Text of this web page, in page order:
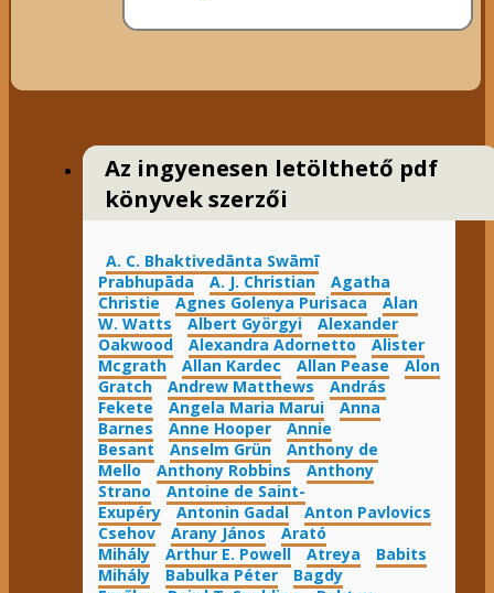
Az ingyenesen letölthető pdf
könyvek szerzői
A. C. Bhaktivedānta Swāmī
Prabhupāda
A. J. Christian
Agatha
Christie
Agnes Golenya Purisaca
Alan
W. Watts
Albert Györgyi
Alexander
Oakwood
Alexandra Adornetto
Alister
Mcgrath
Allan Kardec Allan Pease
Alon
Gratch
Andrew Matthews
András
Fekete
Angela Maria Marui
Anna
Barnes
Anne Hooper
Annie
Besant
Anselm Grün
Anthony de
Mello
Anthony Robbins
Anthony
Strano
Antoine de Saint-
Exupéry
Antonin Gadal
Anton Pavlovics
Csehov
Arany János
Arató
Mihály
Arthur E. Powell Atreya
Babits
Mihály
Babulka Péter
Bagdy